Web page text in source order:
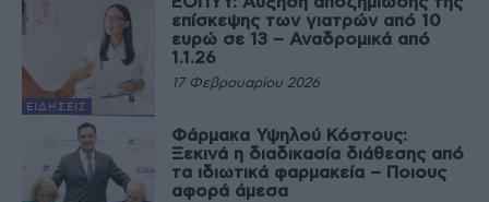
ΕΙΔΉΣΕΙΣ
επίσκεψης των γιατρών από 10
ευρώ σε 13 – Αναδρομικά από
1.1.26
17 Φεβρουαρίου 2026
Φάρμακα Υψηλού Κόστους:
Ξεκινά η διαδικασία διάθεσης από
τα ιδιωτικά φαρμακεία – Ποιους
αφορά άμεσα